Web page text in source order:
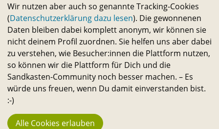
Wir nutzen aber auch so genannte Tracking-Cookies
(Datenschutzerklärung dazu lesen). Die gewonnenen
Daten bleiben dabei komplett anonym, wir können sie
nicht deinem Profil zuordnen. Sie helfen uns aber dabei
zu verstehen, wie Besucher:innen die Plattform nutzen,
so können wir die Plattform für Dich und die
Sandkasten-Community noch besser machen. – Es
würde uns freuen, wenn Du damit einverstanden bist.
:-)
Alle Cookies erlauben